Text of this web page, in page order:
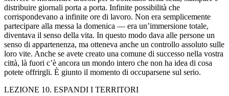
distribuire giornali porta a porta. Infinite possibilità che
corrispondevano a infinite ore di lavoro. Non era semplicemente
partecipare alla messa la domenica — era un’immersione totale,
diventava il senso della vita. In questo modo dava alle persone un
senso di appartenenza, ma otteneva anche un controllo assoluto sulle
loro vite. Anche se avete creato una comune di successo nella vostra
città, là fuori c’è ancora un mondo intero che non ha idea di cosa
potete offrirgli. È giunto il momento di occuparsene sul serio.
LEZIONE 10. ESPANDI I TERRITORI